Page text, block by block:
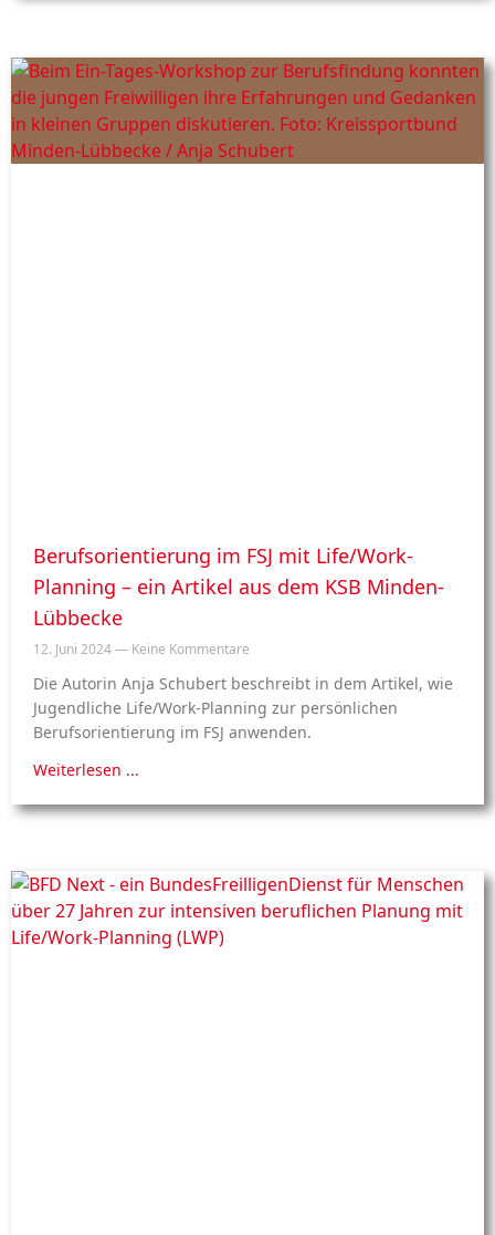
Berufsorientierung im FSJ mit Life/Work-
Planning – ein Artikel aus dem KSB Minden-
Lübbecke
12. Juni 2024 Keine Kommentare
Die Autorin Anja Schubert beschreibt in dem Artikel, wie
Jugendliche Life/Work-Planning zur persönlichen
Berufsorientierung im FSJ anwenden.
Weiterlesen ...